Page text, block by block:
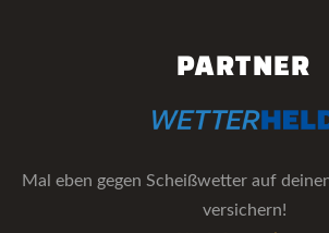
PARTNER
Mal eben gegen Scheißwetter auf
versichern!